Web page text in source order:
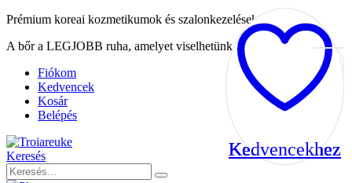
Prémium koreai kozmetikumok és szalonkezelések
A bőr a LEGJOBB ruha, amelyet viselhetünk
Fiókom
Kedvencek
Kosár
Belépés
Keresés Kedvencekhez
Kedvencekhez
Kedvencekhez
Kedvencekhez